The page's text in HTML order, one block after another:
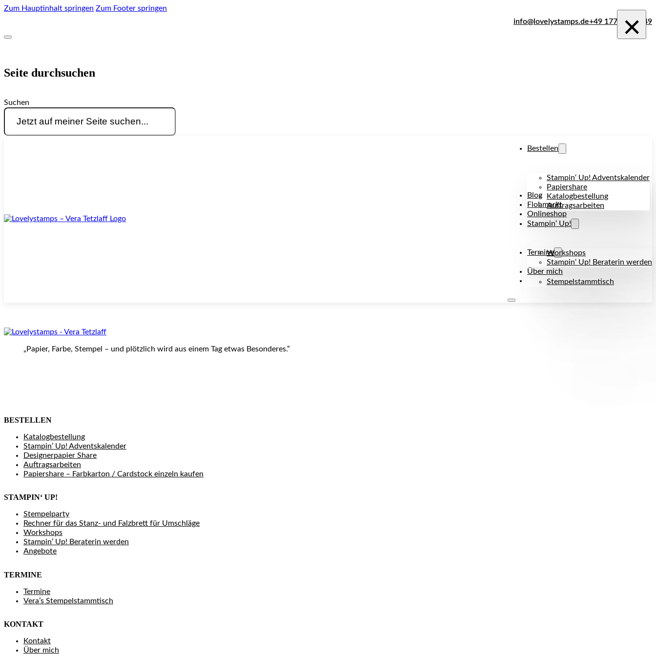
Zum Hauptinhalt springen Zum Footer springen
info@lovelystamps.de+49 177 242 1849
Seite durchsuchen
Suchen
×
Bestellen
Stampin‘ Up! Adventskalender
Papiershare
Katalogbestellung
Auftragsarbeiten
Blog
Flohmarkt
Onlineshop
Stampin‘ Up!
Workshops
Stampin‘ Up! Beraterin werden
Termine
Stempelstammtisch
Über mich
Kontakt
„Papier, Farbe, Stempel – und plötzlich wird aus einem Tag etwas Besonderes.”
BESTELLEN
Katalogbestellung
Stampin’ Up! Adventskalender
Designerpapier Share
Auftragsarbeiten
Papiershare – Farbkarton / Cardstock einzeln kaufen
STAMPIN‘ UP!
Stempelparty
Rechner für das Stanz- und Falzbrett für Umschläge
Workshops
Stampin’ Up! Beraterin werden
Angebote
TERMINE
Termine
Vera’s Stempelstammtisch
KONTAKT
Kontakt
Über mich